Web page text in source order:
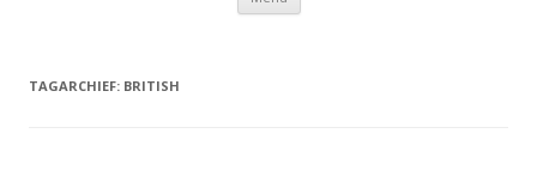
inhoud
TAGARCHIEF: BRITISH